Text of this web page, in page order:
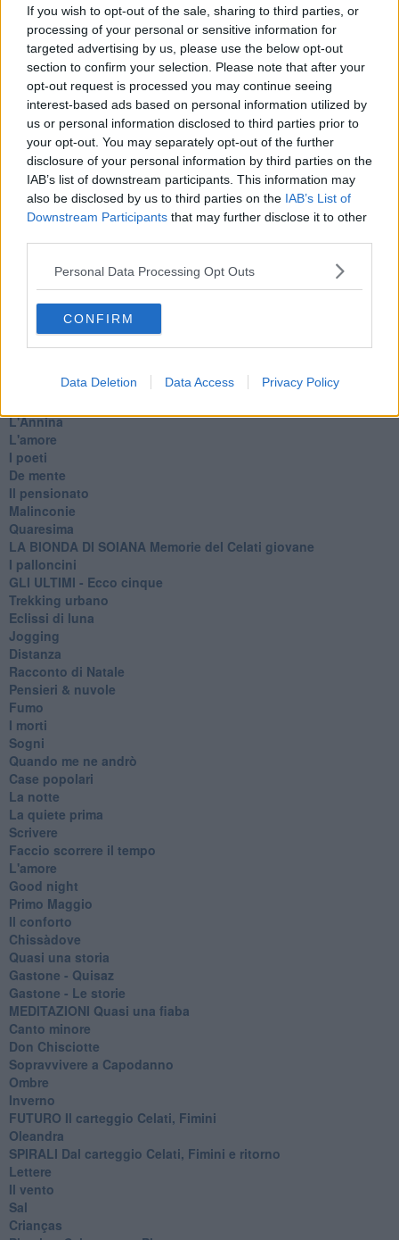
If you wish to opt-out of the sale, sharing to third parties, or
processing of your personal or sensitive information for
targeted advertising by us, please use the below opt-out
section to confirm your selection. Please note that after your
opt-out request is processed you may continue seeing
interest-based ads based on personal information utilized by
us or personal information disclosed to third parties prior to
your opt-out. You may separately opt-out of the further
disclosure of your personal information by third parties on the
IAB’s list of downstream participants. This information may
also be disclosed by us to third parties on the IAB’s List of
Downstream Participants that may further disclose it to other
Personal Data Processing Opt Outs
CONFIRM
Data Deletion Data Access Privacy Policy
La balena
Vittorio
La bufera
Il mago, la pera e il Bar la Posta
Primavera
Elogio dell'ombra
Pensieri
Mono logo
Settembre
Fabrizia
​Scilla & Cariddi, un sogno di mezza estate
Anna
I pensieri fragili
Strada facendo
FINAL Adeus commissario Favati
Il cigno serpente
Le feste comandate
Il focolare
Giorni.
L'ultima età
L'Annina
L'amore
I poeti
De mente
Il pensionato
Malinconie
Quaresima
LA BIONDA DI SOIANA Memorie del Celati giovane
I palloncini
GLI ULTIMI - Ecco cinque
Trekking urbano
Eclissi di luna
Jogging
Distanza
Racconto di Natale
Pensieri & nuvole
Fumo
I morti
Sogni
Quando me ne andrò
Case popolari
La notte
La quiete prima
Scrivere
Faccio scorrere il tempo
L'amore
Good night
Primo Maggio
Il conforto
Chissàdove
Quasi una storia
Gastone - Quisaz
Gastone - Le storie
MEDITAZIONI Quasi una fiaba
Canto minore
Don Chisciotte
Sopravvivere a Capodanno
Ombre
Inverno
FUTURO Il carteggio Celati, Fimini
Oleandra
SPIRALI Dal carteggio Celati, Fimini e ritorno
Lettere
Il vento
Sal
Crianças